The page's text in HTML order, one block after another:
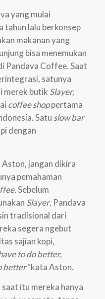
yang mulai
tahun lalu berkonsep
makanan yang
bisa menemukan
Pandava Coffee. Saat
satunya
merek butik Slayer,
coffee shoppertama
Satu slow bar
dengan
jangan dikira
pemahaman
Sebelum
Slayer, Pandava
tradisional dari
segera ngebut
sajian kopi,
to do better,
better”kata Aston.
itu mereka hanya